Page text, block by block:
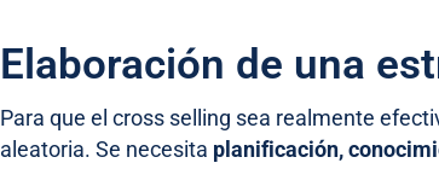
Elaboración de una
Para que el cross selling sea realmente
aleatoria. Se necesita planificación,